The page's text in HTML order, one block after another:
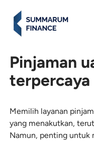
Pinjaman
terpercaya
Memilih layanan
yang menakutkan,
Namun, penting untuk